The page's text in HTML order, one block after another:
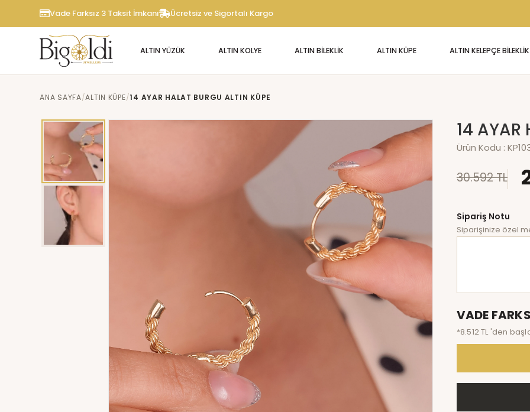
Vade Farksız 3 Taksit İmkanı Ücretsiz ve Sigortalı Kargo
ALTIN YÜZÜK ALTIN KOLYE ALTIN BİLEKLİK ALTIN KÜPE ALTIN KELEPÇE BİLEKLİK
ANA SAYFA ALTIN KÜPE 14 AYAR HALAT BURGU ALTIN KÜPE
14 AYAR
Ürün Kodu :
30.592 TL
Sipariş Notu
Siparişinize özel
VADE
*8.512 TL 'den